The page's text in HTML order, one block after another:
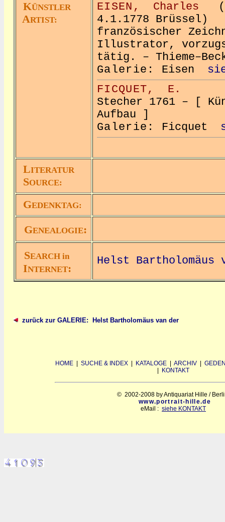
KÜNSTLER
ARTIST:
EISEN, Charles
4.1.1778 Brüssel)
französischer
Illustrator,
tätig. –
Galerie: Eisen
FICQUET,
E.
Stecher 1761 – [
Aufbau ]
Galerie: Ficquet
LITERATUR
SOURCE:
GEDENKTAG:
GENEALOGIE:
SEARCH in
INTERNET:
Helst Bartholomäus
zurück zur GALERIE: Helst Bartholomäus van der
HOME SUCHE & INDEX KATALOGE ARCHIV
KONTAKT
© 2002-2008 by Antiquariat Hille /
www.portrait-hille.de
eMail : siehe KONTAKT